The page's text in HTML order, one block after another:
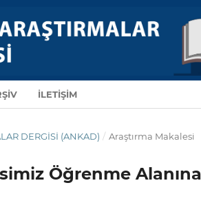
İLETIŞIM
DERGISI (ANKAD) / Araştırma Makalesi
Öğrenme Alanına